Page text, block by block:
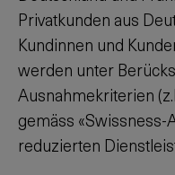
Privatkunden aus
Kundinnen und
werden unter
Ausnahmekriterien
gemäss «Swissness-
reduzierten